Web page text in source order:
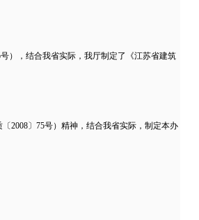
），结合我省实际，我厅制定了《江苏省建筑
2008〕75号）精神，结合我省实际，制定本办